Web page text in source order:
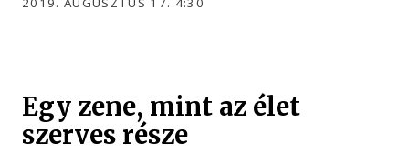
Egy zene, mint az élet
szerves része